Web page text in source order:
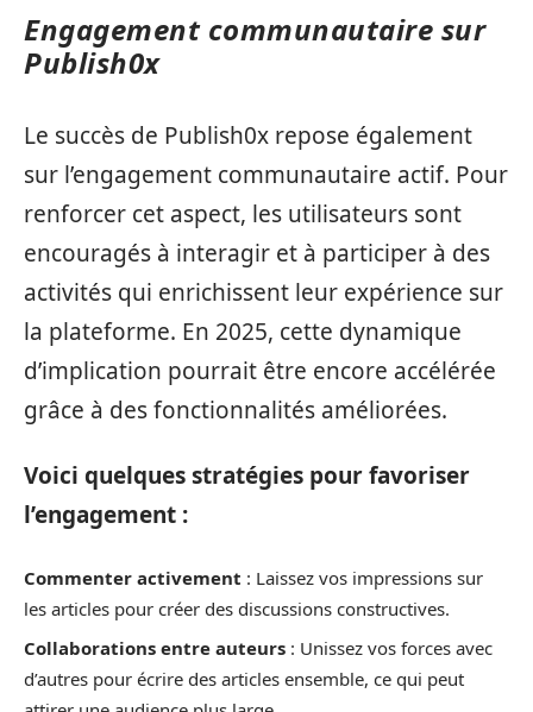
Engagement communautaire sur
Publish0x
Le succès de Publish0x repose également
sur l’engagement communautaire actif. Pour
renforcer cet aspect, les utilisateurs sont
encouragés à interagir et à participer à des
activités qui enrichissent leur expérience sur
la plateforme. En 2025, cette dynamique
d’implication pourrait être encore accélérée
grâce à des fonctionnalités améliorées.
Voici quelques stratégies pour favoriser
l’engagement :
Commenter activement : Laissez vos impressions sur
les articles pour créer des discussions constructives.
Collaborations entre auteurs : Unissez vos forces avec
d’autres pour écrire des articles ensemble, ce qui peut